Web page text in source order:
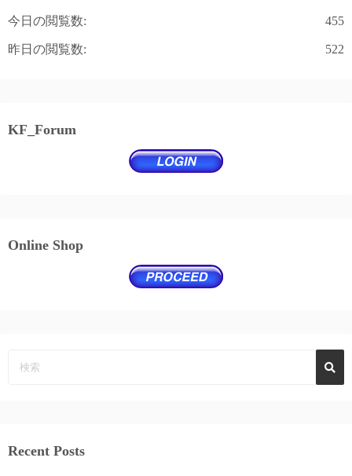
455
今日の閲覧数:
522
昨日の閲覧数:
KF_Forum
Online Shop
Recent Posts